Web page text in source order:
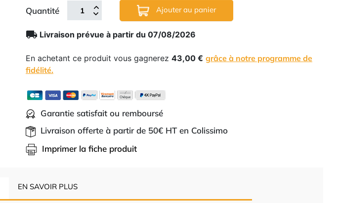
Quantité Ajouter au panier
local_shipping Livraison prévue à partir du 07/08/2026
En achetant ce produit vous gagnerez 43,00 € grâce à notre programme de
fidélité.
Garantie satisfait ou remboursé
Livraison offerte à partir de 50€ HT en Colissimo
Imprimer la fiche produit
EN SAVOIR PLUS